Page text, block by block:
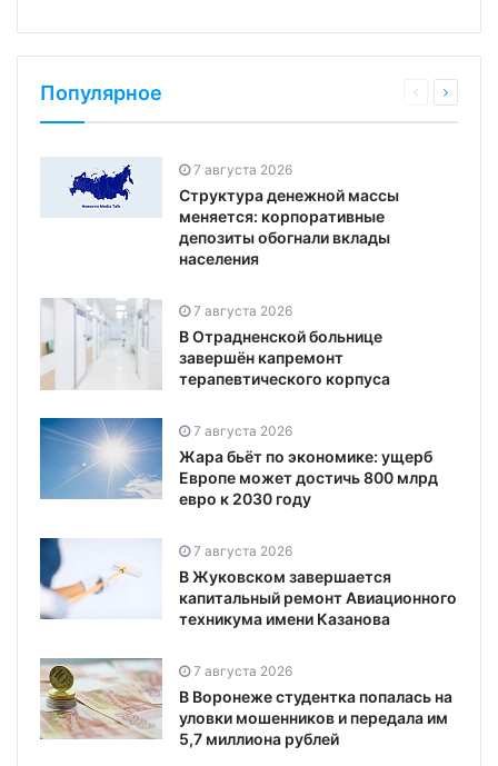
Популярное
7 августа 2026
Структура денежной массы
меняется: корпоративные
депозиты обогнали вклады
населения
7 августа 2026
В Отрадненской больнице
завершён капремонт
терапевтического корпуса
7 августа 2026
Жара бьёт по экономике: ущерб
Европе может достичь 800 млрд
евро к 2030 году
7 августа 2026
В Жуковском завершается
капитальный ремонт Авиационного
техникума имени Казанова
7 августа 2026
В Воронеже студентка попалась на
уловки мошенников и передала им
5,7 миллиона рублей